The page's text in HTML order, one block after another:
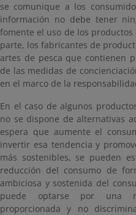
se comunique a los
información no debe tener
fomente el uso de los
parte, los fabricantes de
artes de pesca que contienen
de las medidas de
en el marco de la
En el caso de algunos
no se dispone de alternativas
espera que aumente el
invertir esa tendencia y
más sostenibles, se pueden
reducción del consumo de
ambiciosa y sostenida del
puede optarse por una
proporcionada y no